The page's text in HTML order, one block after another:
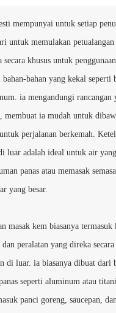
mempunyai untuk setiap
untuk memulakan
secara khusus untuk
bahan yang kekal seperti
ia mengandungi rancangan
membuat ia mudah untuk
perjalanan berkemah.
luar adalah ideal untuk air
panas atau memasak
yang besar.
masak kem biasanya
dan peralatan yang direka
di luar. ia biasanya dibuat dari
seperti aluminum atau
panci goreng, saucepan,